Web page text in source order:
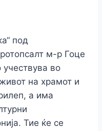
под
м-р Гоце
учествува во
на храмот и
а има
Тие ќе се